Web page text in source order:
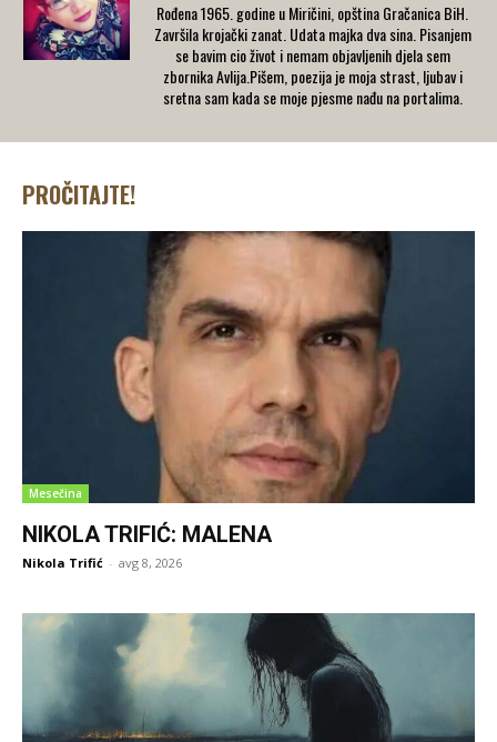
Rođena 1965. godine u Miričini, opština Gračanica BiH.
Završila krojački zanat. Udata majka dva sina. Pisanjem
se bavim cio život i nemam objavljenih djela sem
zbornika Avlija.Pišem, poezija je moja strast, ljubav i
sretna sam kada se moje pjesme nađu na portalima.
PROČITAJTE!
Mesečina
NIKOLA TRIFIĆ: MALENA
Nikola Trifić - avg 8, 2026